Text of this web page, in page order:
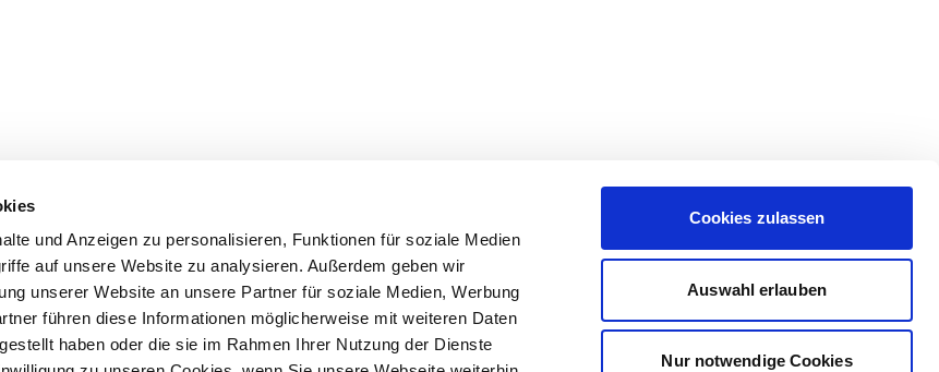
und Anzeigen zu personalisieren, Funktionen für soziale Medien
auf unsere Website zu analysieren. Außerdem geben wir
unserer Website an unsere Partner für soziale Medien, Werbung
führen diese Informationen möglicherweise mit weiteren Daten
haben oder die sie im Rahmen Ihrer Nutzung der Dienste
Cookies zulassen
Auswahl erlauben
Nur notwendige Cookies